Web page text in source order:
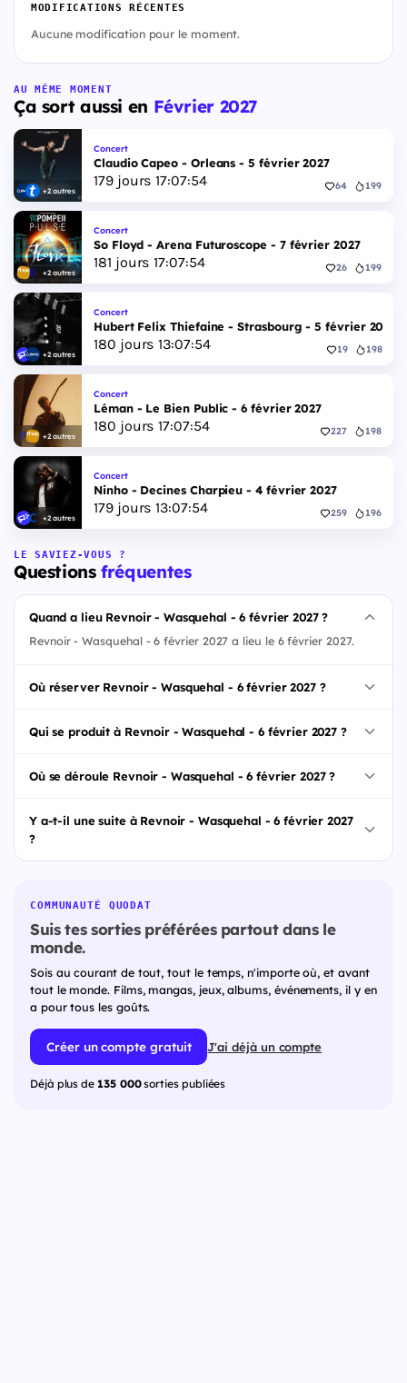
MODIFICATIONS RÉCENTES
Aucune modification pour le moment.
AU MÊME MOMENT
Ça sort aussi en Février 2027
+2 autres
Concert
Claudio Capeo - Orleans - 5 février 2027
179jours 17:07:53 64 199
+2 autres
Concert
So Floyd - Arena Futuroscope - 7 février 2027
181 jours 17:07:53 26 199
+2 autres
Concert
Hubert Felix Thiefaine - Strasbourg - 5 février 2027
180 jours 13:07:53 19 198
+2 autres
Concert
Léman - Le Bien Public - 6 février 2027
180 jours 17:07:53 227 198
+2 autres
Concert
Ninho - Decines Charpieu - 4 février 2027
179jours 13:07:53 259 196
LE SAVIEZ-VOUS ?
Questionsfréquentes
Quand a lieu Revnoir - Wasquehal - 6 février 2027 ?
Revnoir - Wasquehal - 6 février 2027 a lieu le 6 février 2027.
Où réserver Revnoir - Wasquehal - 6 février 2027 ?
Qui se produit à Revnoir - Wasquehal - 6 février 2027 ?
Où se déroule Revnoir - Wasquehal - 6 février 2027 ?
Y a-t-il une suite à Revnoir - Wasquehal - 6 février 2027
?
COMMUNAUTÉ QUODAT
Suis tes sorties préférées partout dans le
monde.
Sois au courant de tout, tout le temps, n'importe où, et avant
tout le monde. Films, mangas, jeux, albums, événements, il y en
a pour tous les goûts.
Créer un compte gratuit J'ai déjà un compte
Déjà plus de 135 000sorties publiées